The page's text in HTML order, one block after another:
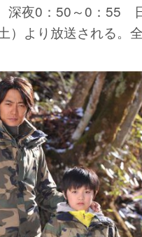
深夜0：50～0：55
）より放送される。全